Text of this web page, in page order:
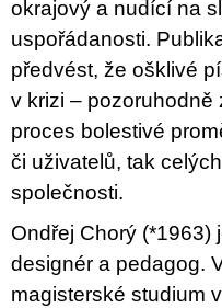
okrajový a nudící na
uspořádanosti.
předvést, že ošklivé
v krizi – pozoruhodně
proces bolestivé
či uživatelů, tak
společnosti.
Ondřej Chorý (*1963)
designér a pedagog.
magisterské studium